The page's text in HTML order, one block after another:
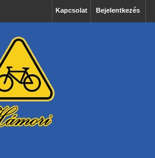
Bejelentkezés
Kapcsolat